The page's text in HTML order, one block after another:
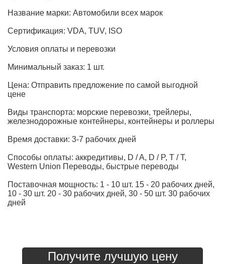
Название марки: Автомобили всех марок
Сертификация: VDA, TUV, ISO
Условия оплаты и перевозки
Минимальный заказ: 1 шт.
Цена: Отправить предложение по самой выгодной
цене
Виды транспорта: морские перевозки, трейлеры,
железнодорожные контейнеры, контейнеры и роллеры
Время доставки: 3-7 рабочих дней
Способы оплаты: аккредитивы, D / A, D / P, T / T,
Western Union Переводы, быстрые переводы
Поставочная мощность: 1 - 10 шт. 15 - 20 рабочих дней,
10 - 30 шт. 20 - 30 рабочих дней, 30 - 50 шт. 30 рабочих
дней
Получите лучшую цену